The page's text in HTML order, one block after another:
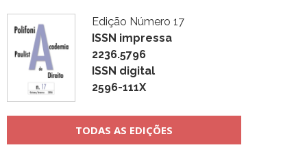
Edição Número 17
ISSN impressa
2236.5796
ISSN digital
2596-111X
TODAS AS EDIÇÕES